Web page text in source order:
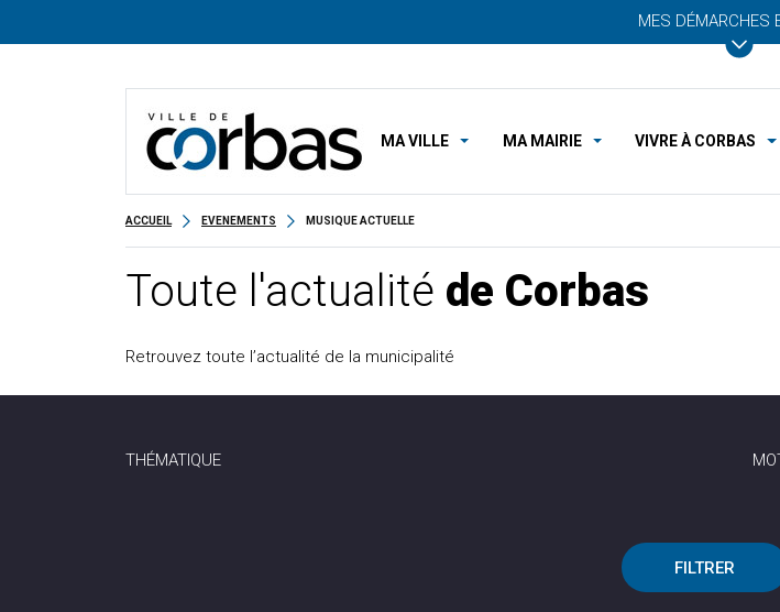
MES DÉMARCHES
MA VILLE MA MAIRIE VIVRE À CORBAS
ACCUEIL EVENEMENTS MUSIQUE ACTUELLE
Toute l'actualité de Corbas
Retrouvez toute l’actualité de la municipalité
THÉMATIQUE
FILTRER